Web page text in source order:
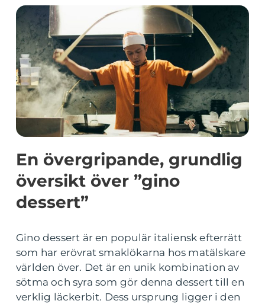
En övergripande, grundlig
översikt över ”gino
dessert”
Gino dessert är en populär italiensk efterrätt
som har erövrat smaklökarna hos matälskare
världen över. Det är en unik kombination av
sötma och syra som gör denna dessert till en
verklig läckerbit. Dess ursprung ligger i den